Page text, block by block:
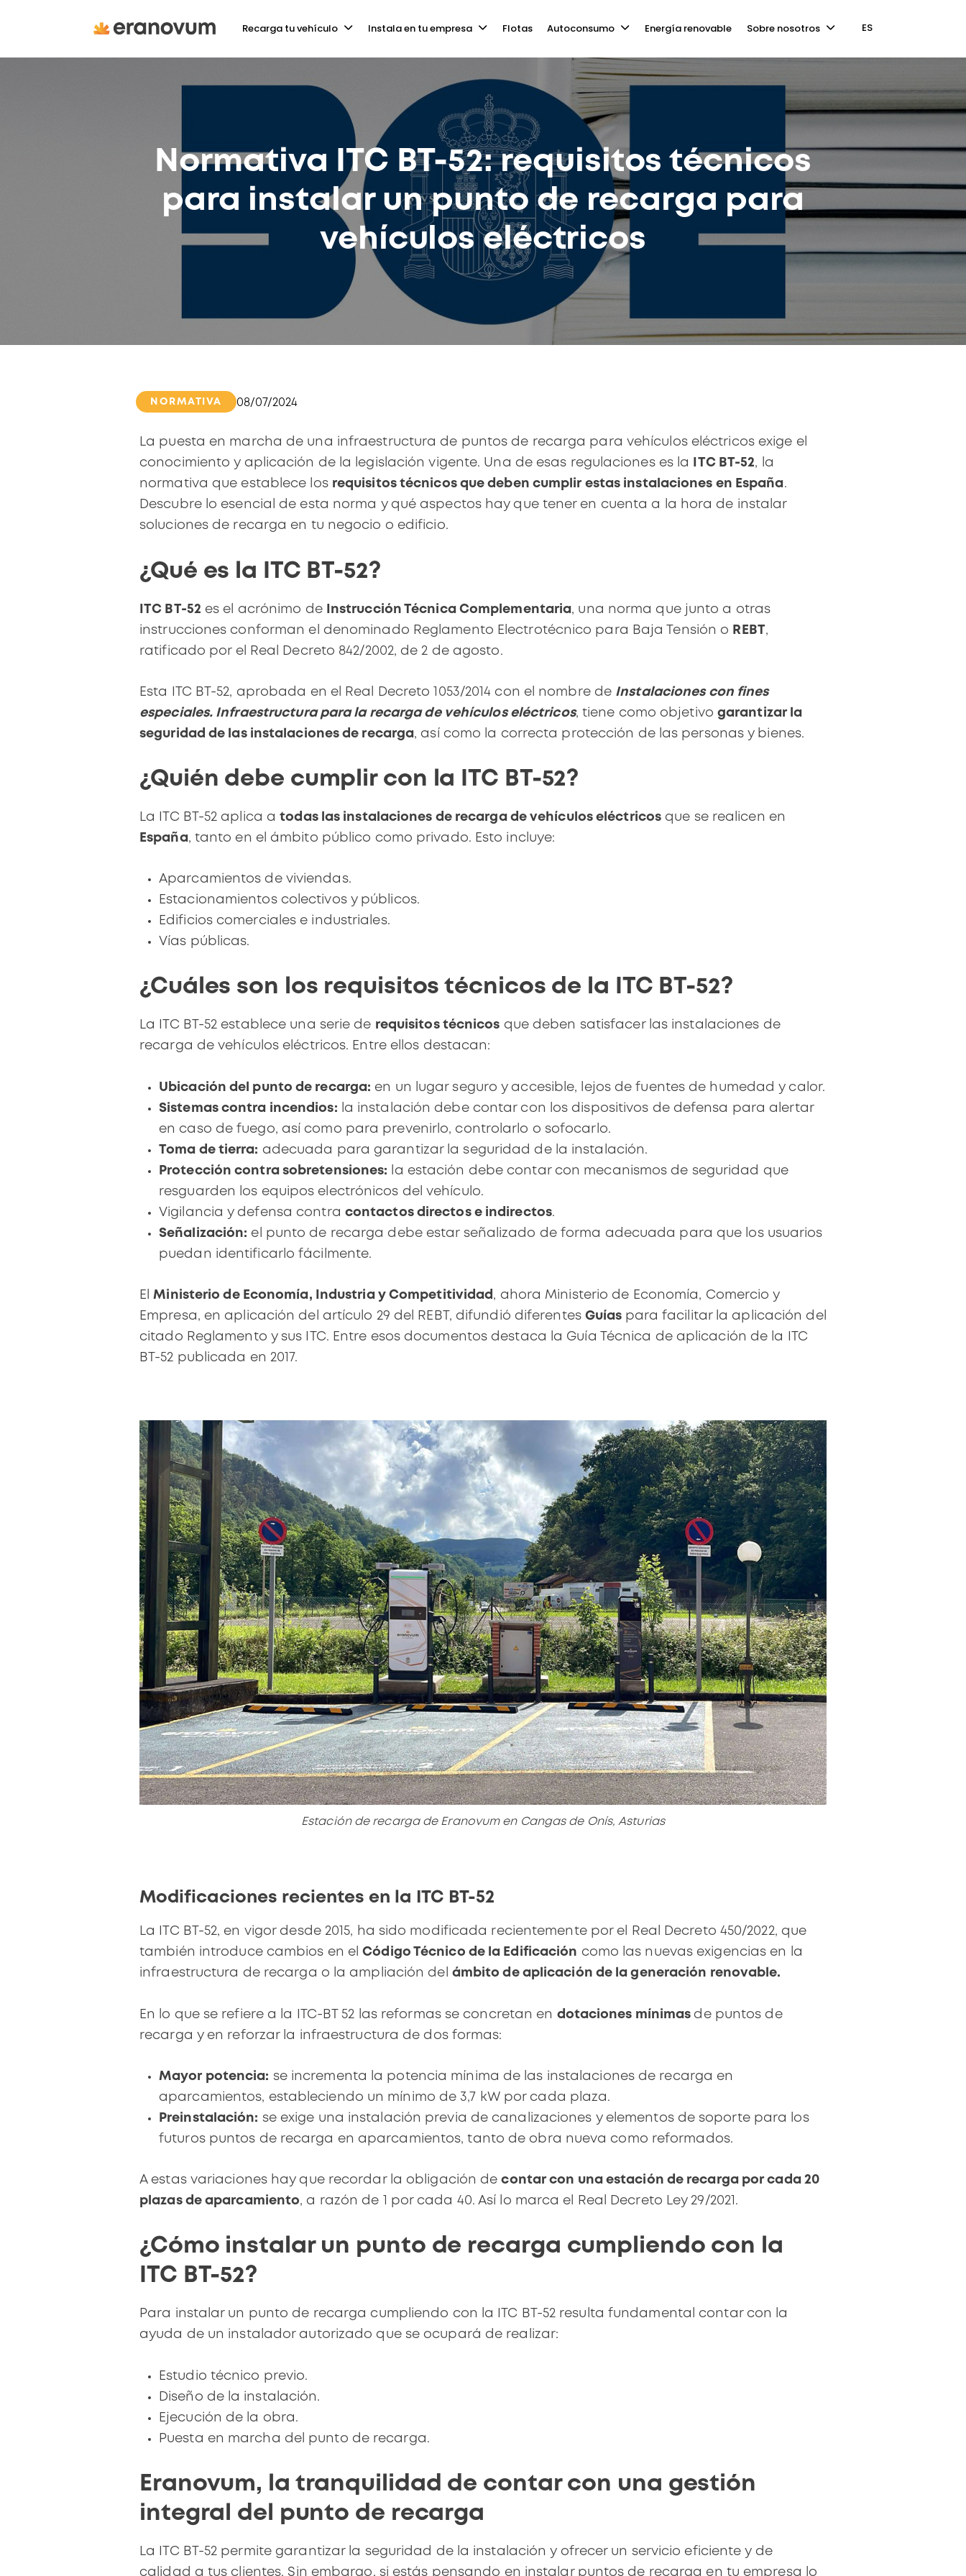
Recarga tu vehículo Instala en tu empresa Flotas Autoconsumo Energía renovable Sobre nosotros ES
Normativa ITC BT-52: requisitos técnicos
para instalar un punto de recarga para
vehículos eléctricos
NORMATIVA 08/07/2024
La puesta en marcha de una infraestructura de puntos de recarga para vehículos eléctricos exige el
conocimiento y aplicación de la legislación vigente. Una de esas regulaciones es la
ITC BT-52, la
normativa que establece los requisitos técnicos que deben cumplir estas instalaciones en España.
Descubre lo esencial de esta norma y qué aspectos hay que tener en cuenta a la hora de instalar
soluciones de recarga en tu negocio o edificio.
¿Qué es la ITC BT-52?
ITC BT-52 es el acrónimo de Instrucción Técnica Complementaria, una norma que junto a otras
instrucciones conforman el denominado Reglamento Electrotécnico para Baja Tensión o
REBT,
ratificado por el Real Decreto 842/2002, de 2 de agosto.
Esta ITC BT-52, aprobada en el Real Decreto 1053/2014 con el nombre de Instalaciones con fines
especiales. Infraestructura para la recarga de vehículos eléctricos, tiene como objetivo garantizar la
seguridad de las instalaciones de recarga, así como la correcta protección de las personas y bienes.
¿Quién debe cumplir con la ITC BT-52?
La ITC BT-52 aplica atodas las instalaciones de recarga de vehículos eléctricos que se realicen en
España, tanto en el ámbito público como privado. Esto incluye:
Aparcamientos de viviendas.
Estacionamientos colectivos y públicos.
Edificios comerciales e industriales.
Vías públicas.
¿Cuáles son los requisitos técnicos de la ITC BT-52?
La ITC BT-52 establece una serie de requisitos técnicos que deben satisfacer las instalaciones de
recarga de vehículos eléctricos. Entre ellos destacan:
Ubicación del punto de recarga: en un lugar seguro y accesible, lejos de fuentes de humedad y calor.
Sistemas contra incendios: la instalación debe contar con los dispositivos de defensa para alertar
en caso de fuego, así como para prevenirlo, controlarlo o sofocarlo.
Toma de tierra: adecuada para garantizar la seguridad de la instalación.
Protección contra sobretensiones: la estación debe contar con mecanismos de seguridad que
resguarden los equipos electrónicos del vehículo.
Vigilancia y defensa contra contactos directos e indirectos.
Señalización: el punto de recarga debe estar señalizado de forma adecuada para que los usuarios
puedan identificarlo fácilmente.
El Ministerio de Economía, Industria y Competitividad , ahora Ministerio de Economía, Comercio y
Empresa, en aplicación del artículo 29 del REBT, difundió diferentes Guías para facilitar la aplicación del
citado Reglamento y sus ITC. Entre esos documentos destaca la Guía Técnica de aplicación de la ITC
BT-52 publicada en 2017.
Estación de recarga de Eranovum en Cangas de Onís, Asturias
Modificaciones recientes en la ITC BT-52
La ITC BT-52, en vigor desde 2015, ha sido modificada recientemente por el Real Decreto 450/2022, que
también introduce cambios en elCódigo Técnico de la Edificación como las nuevas exigencias en la
infraestructura de recarga o la ampliación del ámbito de aplicación de la generación renovable.
En lo que se refiere a la ITC-BT 52 las reformas se concretan en dotaciones mínimas de puntos de
recarga y en reforzar la infraestructura de dos formas:
Mayor potencia: se incrementa la potencia mínima de las instalaciones de recarga en
aparcamientos, estableciendo un mínimo de 3,7 kW por cada plaza.
Preinstalación: se exige una instalación previa de canalizaciones y elementos de soporte para los
futuros puntos de recarga en aparcamientos, tanto de obra nueva como reformados.
A estas variaciones hay que recordar la obligación decontar con una estación de recarga por cada 20
plazas de aparcamiento, a razón de 1 por cada 40. Así lo marca el Real Decreto Ley 29/2021 .
¿Cómo instalar un punto de recarga cumpliendo con la
ITC BT-52?
Para instalar un punto de recarga cumpliendo con la ITC BT-52 resulta fundamental contar con la
ayuda de un instalador autorizado que se ocupará de realizar:
Estudio técnico previo.
Diseño de la instalación.
Ejecución de la obra.
Puesta en marcha del punto de recarga.
Eranovum, la tranquilidad de contar con una gestión
integral del punto de recarga
La ITC BT-52 permite garantizar la seguridad de la instalación y ofrecer un servicio eficiente y de
calidad a tus clientes. Sin embargo, si estás pensando en instalar puntos de recarga en tu empresa lo